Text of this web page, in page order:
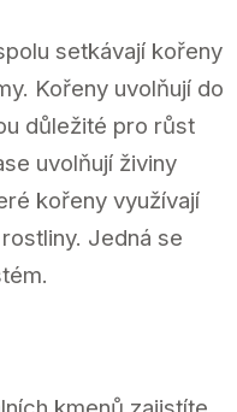
setkávají kořeny
Kořeny uvolňují do
důležité pro růst
uvolňují živiny
kořeny využívají
Jedná se